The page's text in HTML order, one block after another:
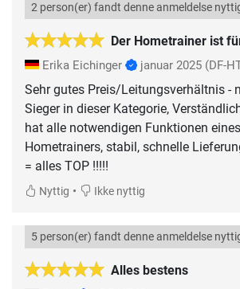
Der Hometrainer ist
2 person(er) fandt denne anmeldelse
Erika Eichinger januar 2025 (DF-
Sehr gutes Preis/Leitungsverhältnis -
Sieger in dieser Kategorie,
hat alle notwendigen Funktionen
Hometrainers, stabil, schnelle
Nyttig • Ikke nyttig
Alles bestens
5 person(er) fandt denne anmeldelse